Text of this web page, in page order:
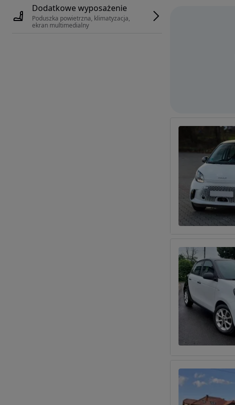
Dodatkowe wyposażenie
Poduszka powietrzna, klimatyzacja,
ekran multimedialny